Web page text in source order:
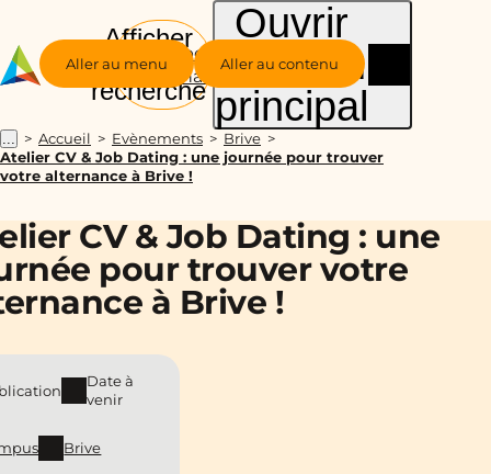
Aller au menu Aller au contenu
Groupe
Alternance
Afficher
la
recherche
Ouvrir
le menu
principal
... Accueil Evènements
Brive
Atelier CV & Job Dating : une journée pour trouver
votre alternance à Brive !
CV & Job Dating : une
pour trouver votre
à Brive !
Date à
venir
Brive